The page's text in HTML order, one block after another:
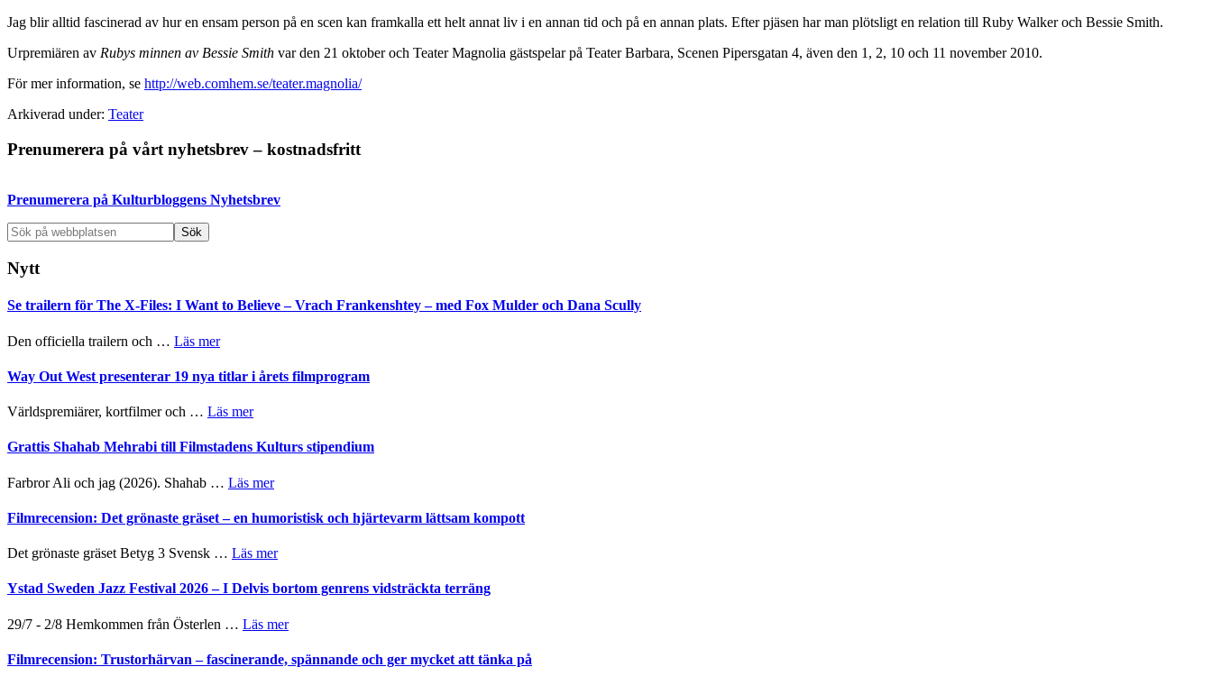
Jag blir alltid fascinerad av hur en ensam person på en scen kan framkalla ett helt annat liv i en annan tid och på en annan plats. Efter pjäsen har man plötsligt en relation till Ruby Walker och Bessie Smith.
Urpremiären av Rubys minnen av Bessie Smith var den 21 oktober och Teater Magnolia gästspelar på Teater Barbara, Scenen Pipersgatan 4, även den 1, 2, 10 och 11 november 2010.
För mer information, se http://web.comhem.se/teater.magnolia/
Arkiverad under: Teater
Primärt
Prenumerera på vårt nyhetsbrev – kostnadsfritt
Prenumerera på Kulturbloggens Nyhetsbrev
Sök
på
webbplatsen
Nytt
Se trailern för The X-Files: I Want to Believe – Vrach Frankenshtey – med Fox Mulder och Dana Scully
Den officiella trailern och … Läs merom
trailern
The
X-
I
to
–
Frankenshtey
med
Fox
Mulder
och
Scully
Way Out West presenterar 19 nya titlar i årets filmprogram
Världspremiärer, kortfilmer och … Läs merom
Out
19
titlar
årets
Grattis Shahab Mehrabi till Filmstadens Kulturs stipendium
Farbror Ali och jag (2026). Shahab … Läs merom
Shahab
Filmstadens
stipendium
Filmrecension: Det grönaste gräset – en humoristisk och hjärtevarm lättsam kompott
Det grönaste gräset Betyg 3 Svensk … Läs merom
Det
grönaste
–
humoristisk
Ystad Sweden Jazz Festival 2026 – I Delvis bortom genrens vidsträckta terräng
29/7 - 2/8 Hemkommen från Österlen … Läs merom
Sweden
Jazz
Filmrecension: Trustorhärvan – fascinerande, spännande och ger mycket att tänka på